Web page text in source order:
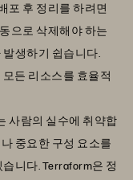
포 후 정리를 하려면
으로 삭제해야 하는
생하기 쉽습니다.
든 리소스를 효율적
사람의 실수에 취약합
중요한 구성 요소를
니다. Terraform은 정